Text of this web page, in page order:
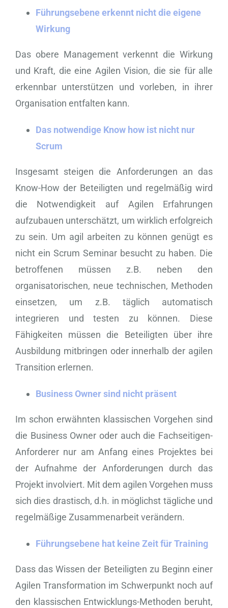
Führungsebene erkennt nicht die eigene
Wirkung
Das obere Management verkennt die Wirkung
und Kraft, die eine Agilen Vision, die sie für alle
erkennbar unterstützen und vorleben, in ihrer
Organisation entfalten kann.
Das notwendige Know how ist nicht nur
Scrum
Insgesamt steigen die Anforderungen an das
Know-How der Beteiligten und regelmäßig wird
die Notwendigkeit auf Agilen Erfahrungen
aufzubauen unterschätzt, um wirklich erfolgreich
zu sein. Um agil arbeiten zu können genügt es
nicht ein Scrum Seminar besucht zu haben. Die
betroffenen müssen z.B. neben den
organisatorischen, neue technischen, Methoden
einsetzen, um z.B. täglich automatisch
integrieren und testen zu können. Diese
Fähigkeiten müssen die Beteiligten über ihre
Ausbildung mitbringen oder innerhalb der agilen
Transition erlernen.
Business Owner sind nicht präsent
Im schon erwähnten klassischen Vorgehen sind
die Business Owner oder auch die Fachseitigen-
Anforderer nur am Anfang eines Projektes bei
der Aufnahme der Anforderungen durch das
Projekt involviert. Mit dem agilen Vorgehen muss
sich dies drastisch, d.h. in möglichst tägliche und
regelmäßige Zusammenarbeit verändern.
Führungsebene hat keine Zeit für Training
Dass das Wissen der Beteiligten zu Beginn einer
Agilen Transformation im Schwerpunkt noch auf
den klassischen Entwicklungs-Methoden beruht,